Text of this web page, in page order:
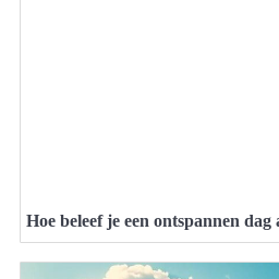
Hoe beleef je een ontspannen dag